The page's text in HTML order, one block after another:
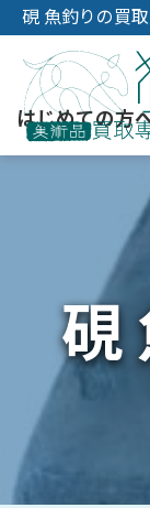
硯 魚釣りの買
はじめての方
初め
絵画買取
骨董品
3つの
宅配
東京店
会社概要
消費者
硯